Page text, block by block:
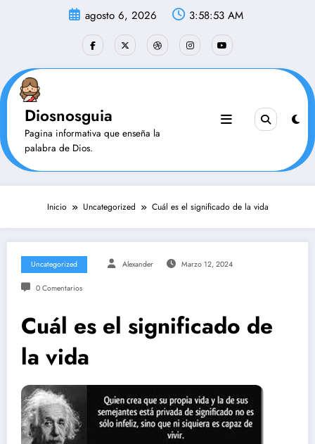
agosto 6, 2026 3:58:54 AM
Diosnosguia
Pagina informativa que enseña la
palabra de Dios.
Inicio Uncategorized Cuál es el significado de la vida
Uncategorized Alexander Marzo 12, 2024
0 Comentarios
Cuál es el significado de
la vida